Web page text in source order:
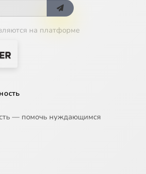
на платформе
— помочь нуждающимся